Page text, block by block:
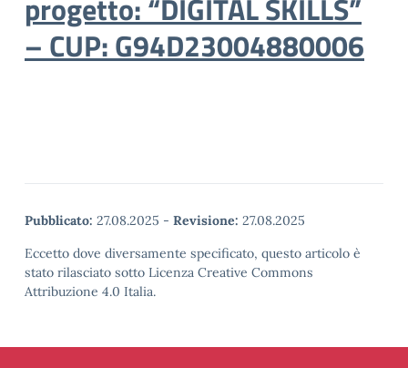
progetto: “DIGITAL SKILLS”
– CUP: G94D23004880006
Pubblicato: 27.08.2025 - Revisione: 27.08.2025
Eccetto dove diversamente specificato, questo articolo è
stato rilasciato sotto Licenza Creative Commons
Attribuzione 4.0 Italia.